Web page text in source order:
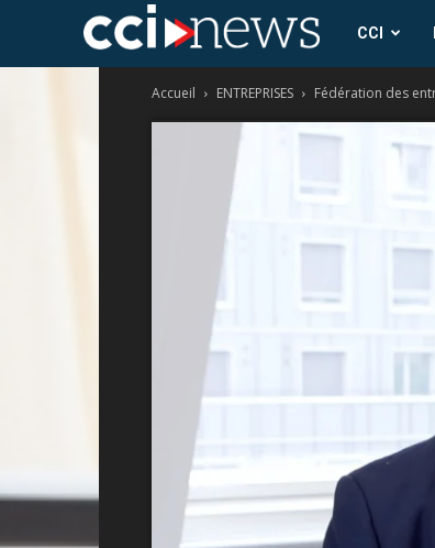
CCI
News
CCI
Accueil ENTREPRISES Fédération des